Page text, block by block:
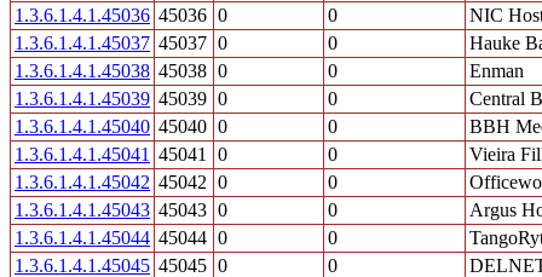
1.3.6.1.4.1.45036 45036 0 0
NIC
1.3.6.1.4.1.45037 45037 0 0
Hauke
1.3.6.1.4.1.45038 45038 0 0
Enman
1.3.6.1.4.1.45039 45039 0 0
Central
1.3.6.1.4.1.45040 45040 0 0
BBH
1.3.6.1.4.1.45041 45041 0 0
Vieira
1.3.6.1.4.1.45042 45042 0 0
1.3.6.1.4.1.45043 45043 0 0
Argus
1.3.6.1.4.1.45044 45044 0 0
1.3.6.1.4.1.45045 45045 0 0